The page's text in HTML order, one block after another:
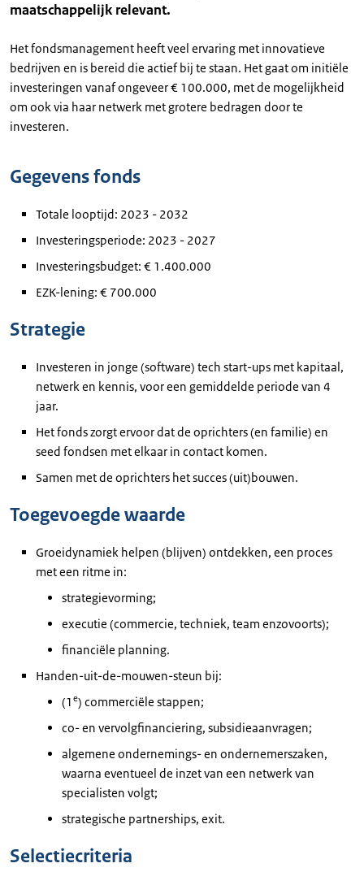
maatschappelijk relevant.
Het fondsmanagement heeft veel ervaring met innovatieve
bedrijven en is bereid die actief bij te staan. Het gaat om initiële
investeringen vanaf ongeveer € 100.000, met de mogelijkheid
om ook via haar netwerk met grotere bedragen door te
investeren.
Gegevens fonds
Totale looptijd: 2023 - 2032
Investeringsperiode: 2023 - 2027
Investeringsbudget: € 1.400.000
EZK-lening: € 700.000
Strategie
Investeren in jonge (software) tech start-ups met kapitaal,
netwerk en kennis, voor een gemiddelde periode van 4
jaar.
Het fonds zorgt ervoor dat de oprichters (en familie) en
seed fondsen met elkaar in contact komen.
Samen met de oprichters het succes (uit)bouwen.
Toegevoegde waarde
Groeidynamiek helpen (blijven) ontdekken, een proces
met een ritme in:
strategievorming;
executie (commercie, techniek, team enzovoorts);
financiële planning.
Handen-uit-de-mouwen-steun bij:
(1 e) commerciële stappen;
co- en vervolgfinanciering, subsidieaanvragen;
algemene ondernemings- en ondernemerszaken,
waarna eventueel de inzet van een netwerk van
specialisten volgt;
strategische partnerships, exit.
Selectiecriteria